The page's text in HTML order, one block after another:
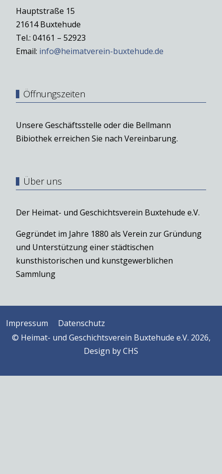
Hauptstraße 15
21614 Buxtehude
Tel.: 04161 – 52923
Email: info@heimatverein-buxtehude.de
Öffnungszeiten
Unsere Geschäftsstelle oder die Bellmann
Bibiothek erreichen Sie nach Vereinbarung.
Über uns
Der Heimat- und Geschichtsverein Buxtehude e.V.
Gegründet im Jahre 1880 als Verein zur Gründung
und Unterstützung einer städtischen
kunsthistorischen und kunstgewerblichen
Sammlung
Impressum
Datenschutz
© Heimat- und Geschichtsverein Buxtehude e.V. 2026,
Design byCHS